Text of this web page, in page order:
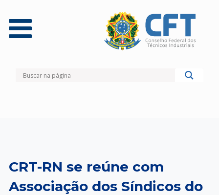
CRT-RN se reúne com
Associação dos Síndicos do